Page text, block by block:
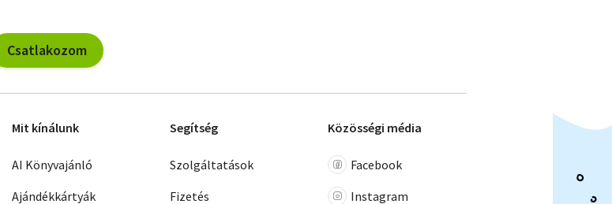
Csatlakozom
Mit kínálunk
AI Könyvajánló
Ajándékkártyák
Segítség
Szolgáltatások
Fizetés
Közösségi média
Facebook
Instagram